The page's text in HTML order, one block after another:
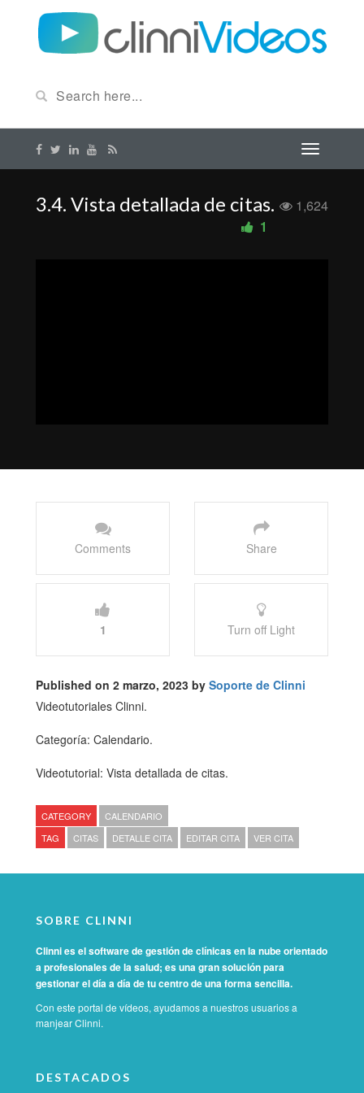
3.4. Vista detallada de citas.
1,624
1
Comments Share
1 Turn off Light
Published on 2 marzo, 2023 by Soporte de Clinni
Videotutoriales Clinni.
Categoría: Calendario.
Videotutorial: Vista detallada de citas.
CATEGORY
CALENDARIO
TAG
CITAS DETALLE CITA EDITAR CITA VER CITA
SOBRE CLINNI
Clinni es el software de gestión de clínicas en la nube orientado
a profesionales de la salud; es una gran solución para
gestionar el día a día de tu centro de una forma sencilla.
Con este portal de vídeos, ayudamos a nuestros usuarios a
manjear Clinni.
DESTACADOS